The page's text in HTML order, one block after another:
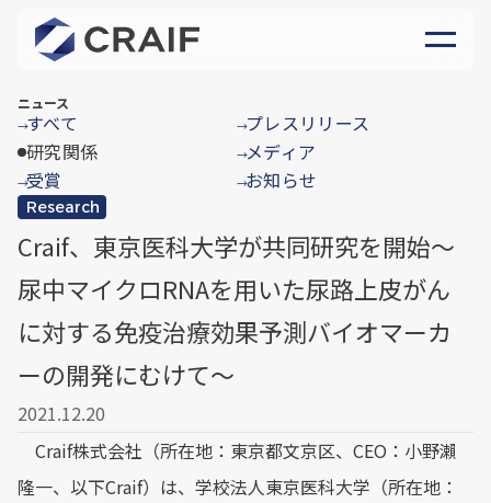
ニュース
→すべて →プレスリリース
研究関係
→メディア
→受賞 →お知らせ
Research
Craif、東京医科大学が共同研究を開始～
尿中マイクロRNAを用いた尿路上皮がん
に対する免疫治療効果予測バイオマーカ
ーの開発にむけて～
2021.12.20
Craif株式会社（所在地：東京都文京区、CEO：小野瀨
隆一、以下Craif）は、学校法人東京医科大学（所在地：